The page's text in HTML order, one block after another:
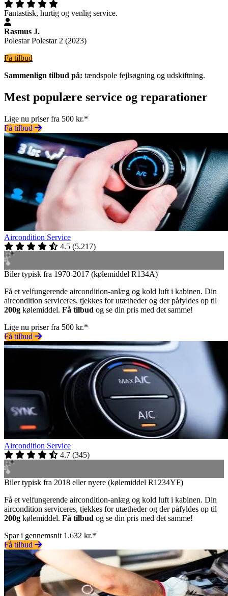
Fantastisk, hurtig og venlig service.
Rasmus J.
Polestar Polestar 2 (2023)
Få tilbud
Sammenlign tilbud på: tændspole fejlsøgning og udskiftning.
Mest populære service og reparationer
Lige nu priser fra 500 kr.*
Få tilbud
Aircondition Service
4.5 (5.217)
Biler typisk fra 1970-2017 (kølemiddel R134A)
Få et velfungerende aircondition-anlæg og kold luft i kabinen. Din
aircondition serviceres, tjekkes for utætheder og der påfyldes op til
200g kølemiddel. Få tilbud og se din pris med det samme!
Lige nu priser fra 500 kr.*
Få tilbud
Aircondition Service
4.7 (345)
Biler typisk fra 2018 eller nyere (kølemiddel R1234YF)
Få et velfungerende aircondition-anlæg og kold luft i kabinen. Din
aircondition serviceres, tjekkes for utætheder og der påfyldes op til
200g kølemiddel. Få tilbud og se din pris med det samme!
Spar i gennemsnit 1.632 kr.*
Få tilbud